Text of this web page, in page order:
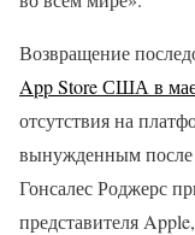
Возвращение
App Store США в мае
отсутствия на
вынужденным после
Гонсалес Роджерс
представителя